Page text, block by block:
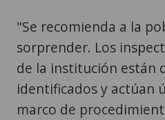
"Se recomienda a la
sorprender. Los
de la institución están
identificados y actúan
marco de